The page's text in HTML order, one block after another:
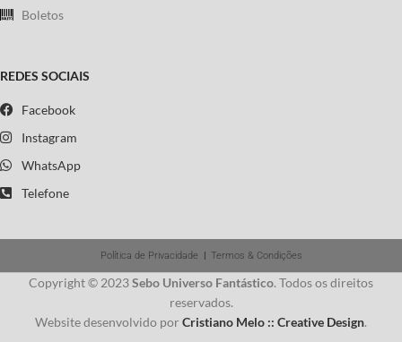
Boletos
REDES SOCIAIS
Facebook
Instagram
WhatsApp
Telefone
Política de Privacidade | Termos & Condições
Copyright © 2023Sebo Universo Fantástico. Todos os direitos
reservados.
Website desenvolvido por Cristiano Melo :: Creative Design.